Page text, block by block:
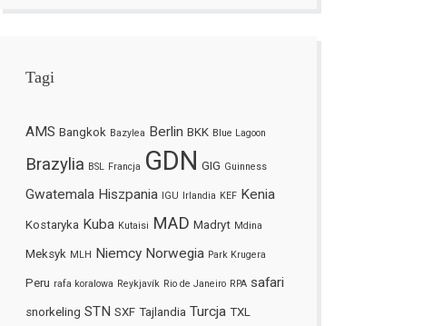
Tagi
AMS Bangkok Bazylea Berlin BKK Blue Lagoon
Brazylia BSL Francja GDN GIG Guinness
Gwatemala Hiszpania IGU Irlandia KEF Kenia
Kostaryka Kuba Kutaisi MAD Madryt Mdina
Meksyk MLH Niemcy Norwegia Park Krugera
Peru rafa koralowa Reykjavík Rio de Janeiro RPA safari
snorkeling STN SXF Tajlandia Turcja TXL